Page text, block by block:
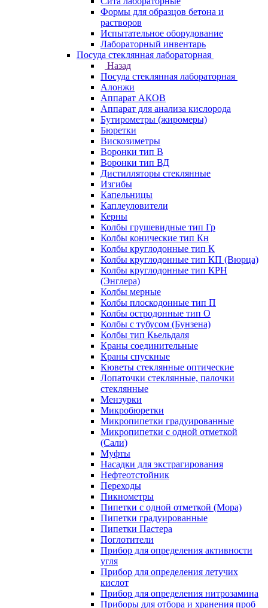
Формы для образцов бетона и
растворов
Испытательное оборудование
Лабораторный инвентарь
Посуда стеклянная лабораторная
Назад
Посуда стеклянная лабораторная
Алонжи
Аппарат АКОВ
Аппарат для анализа кислорода
Бутирометры (жиромеры)
Бюретки
Вискозиметры
Воронки тип В
Воронки тип ВД
Дистилляторы стеклянные
Изгибы
Капельницы
Каплеуловители
Керны
Колбы грушевидные тип Гр
Колбы конические тип Кн
Колбы круглодонные тип К
Колбы круглодонные тип КП (Вюрца)
Колбы круглодонные тип КРН
(Энглера)
Колбы мерные
Колбы плоскодонные тип П
Колбы остродонные тип О
Колбы с тубусом (Бунзена)
Колбы тип Кьельдаля
Краны соединительные
Краны спускные
Кюветы стеклянные оптические
Лопаточки стеклянные, палочки
стеклянные
Мензурки
Микробюретки
Микропипетки градуированные
Микропипетки с одной отметкой
(Сали)
Муфты
Насадки для экстрагирования
Нефтеотстойник
Переходы
Пикнометры
Пипетки с одной отметкой (Мора)
Пипетки градуированные
Пипетки Пастера
Поглотители
Прибор для определения активности
угля
Прибор для определения летучих
кислот
Прибор для определения нитрозамина
Приборы для отбора и хранения проб